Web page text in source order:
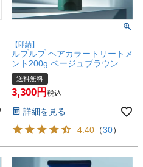
【即納】
ルプルプ ヘアカラートリートメ
ント200g ベージュブラウン
【LPLP正規販売店/白髪染め/無
添加/染毛料】【宅配便送料無
料】
送料無料
3,300 税込
詳細を見る
4.40 （30）